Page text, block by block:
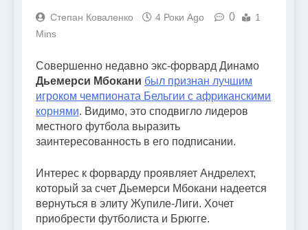
Степан Коваленко 4 Роки Ago 0
1
Mins
Совершенно недавно экс-форвард Динамо
Дьемерси Мбокани был признан лучшим
игроком чемпионата Бельгии с африканскими
корнями. Видимо, это сподвигло лидеров
местного футбола выразить
заинтересованность в его подписании.
Интерес к форварду проявляет Андрелехт,
который за счет Дьемерси Мбокани надеется
вернуться в элиту Жупиле-Лиги. Хочет
приобрести футболиста и Брюгге.